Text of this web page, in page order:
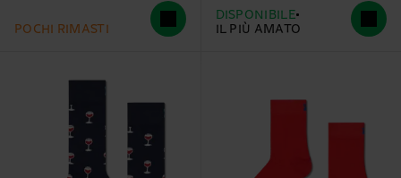
POCHI RIMASTI
DISPONIBILE
IL PIÙ AMATO